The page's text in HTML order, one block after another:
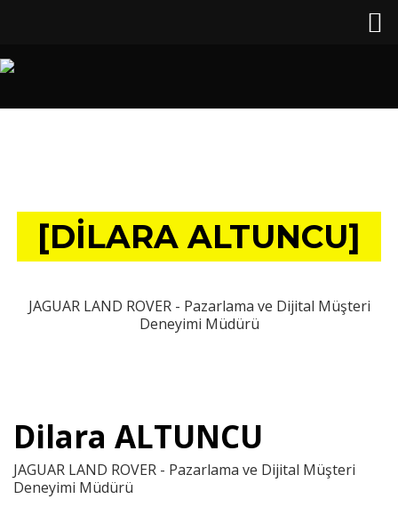
[DILARA ALTUNCU]
JAGUAR LAND ROVER - Pazarlama ve Dijital Müşteri
Deneyimi Müdürü
Dilara ALTUNCU
JAGUAR LAND ROVER - Pazarlama ve Dijital Müşteri
Deneyimi Müdürü